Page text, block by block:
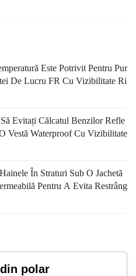
Este Potrivit Pentru Pur
De Lucru FR Cu Vizibilitate Ri
Evitați Călcatul Benzilor Refle
Vestă Waterproof Cu Vizibilitate
În Straturi Sub O Jachetă
Pentru A Evita Restrâng
polar